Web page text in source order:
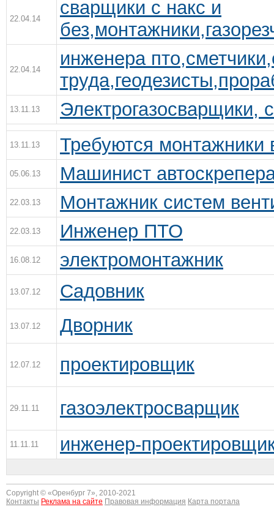
22.04.14
сварщики с накс и
22.04.14
инженера
13.11.13 Электрогазосварщики,
13.11.13 Требуются монтажники
05.06.13 Машинист
22.03.13 Монтажник систем
22.03.13 Инженер ПТО
16.08.12 электромонтажник
13.07.12 Садовник
13.07.12 Дворник
12.07.12 проектировщик
29.11.11 газоэлектросварщик
11.11.11 инженер-
Copyright © «Оренбург 7», 2010-2021
Контакты Реклама на сайте Правовая информация Карта портала